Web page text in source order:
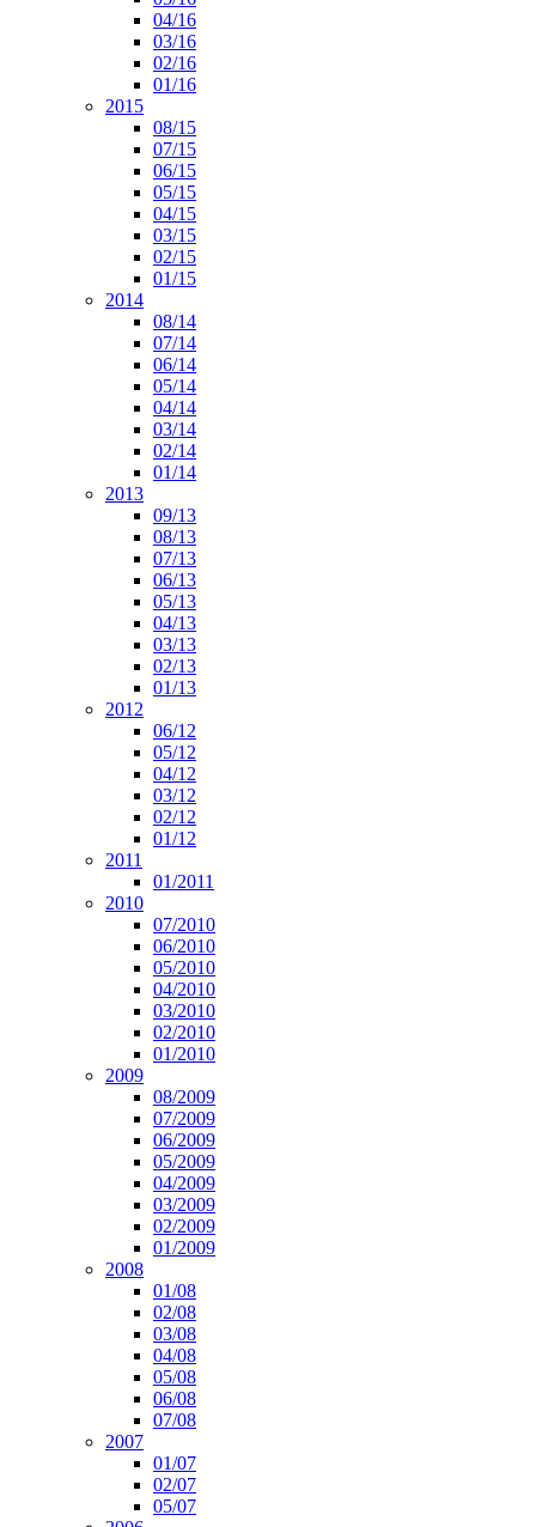
04/16
03/16
02/16
01/16
2015
08/15
07/15
06/15
05/15
04/15
03/15
02/15
01/15
2014
08/14
07/14
06/14
05/14
04/14
03/14
02/14
01/14
2013
09/13
08/13
07/13
06/13
05/13
04/13
03/13
02/13
01/13
2012
06/12
05/12
04/12
03/12
02/12
01/12
2011
01/2011
2010
07/2010
06/2010
05/2010
04/2010
03/2010
02/2010
01/2010
2009
08/2009
07/2009
06/2009
05/2009
04/2009
03/2009
02/2009
01/2009
2008
01/08
02/08
03/08
04/08
05/08
06/08
07/08
2007
01/07
02/07
05/07